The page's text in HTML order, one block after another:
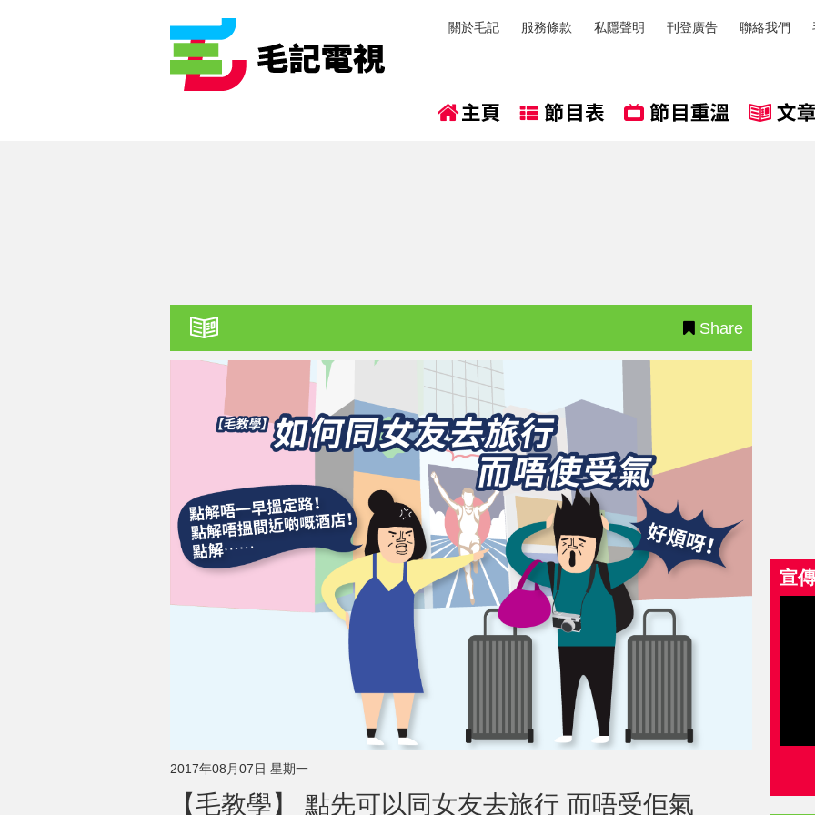
關於毛記 服務條款 私隱聲明 刊登廣告 聯絡我們
Share
2017年08月07日 星期一
【毛教學】 點先可以同女友去旅行 而唔受佢氣
宣